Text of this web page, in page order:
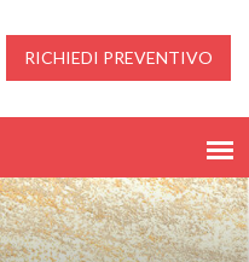
RICHIEDI PREVENTIVO